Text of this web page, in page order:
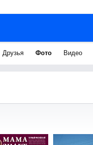
Друзья Фото Видео